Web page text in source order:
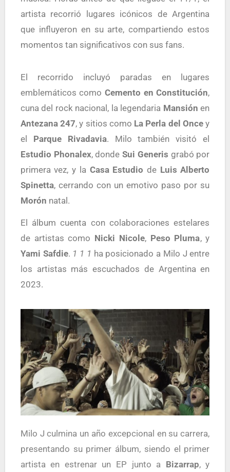
artista recorrió lugares icónicos de Argentina
que influyeron en su arte, compartiendo estos
momentos tan significativos con sus fans.
El recorrido incluyó paradas en lugares
emblemáticos como Cemento en Constitución,
cuna del rock nacional, la legendaria Mansión en
Antezana 247, y sitios como La Perla del Once y
el Parque Rivadavia. Milo también visitó el
Estudio Phonalex, donde Sui Generis grabó por
primera vez, y la Casa Estudio de Luis Alberto
Spinetta, cerrando con un emotivo paso por su
Morón natal.
El álbum cuenta con colaboraciones estelares
de artistas como Nicki Nicole, Peso Pluma, y
Yami Safdie. 1 1 1 ha posicionado a Milo J entre
los artistas más escuchados de Argentina en
2023.
Milo J culmina un año excepcional en su carrera,
presentando su primer álbum, siendo el primer
artista en estrenar un EP junto a Bizarrap, y